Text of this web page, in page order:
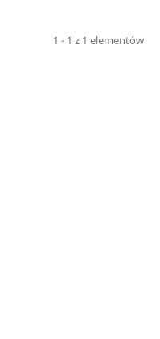
1 - 1 z 1 elementów